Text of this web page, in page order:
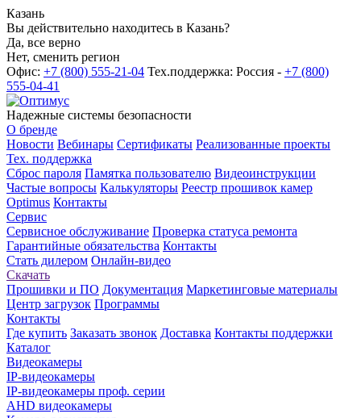
Казань
Вы действительно находитесь в Казань?
Да, все верно
Нет, сменить регион
Офис: +7 (800) 555-21-04 Тех.поддержка: Россия - +7 (800)
555-04-41
Надежные системы безопасности
О бренде
Новости Вебинары Сертификаты Реализованные проекты
Тех. поддержка
Сброс пароля Памятка пользователю Видеоинструкции
Частые вопросы Калькуляторы Реестр прошивок камер
Optimus Контакты
Сервис
Сервисное обслуживание Проверка статуса ремонта
Гарантийные обязательства Контакты
Стать дилером Онлайн-видео
Скачать
Прошивки и ПО Документация Маркетинговые материалы
Центр загрузок Программы
Контакты
Где купить Заказать звонок Доставка Контакты поддержки
Каталог
Видеокамеры
IP-видеокамеры
IP-видеокамеры проф. серии
AHD видеокамеры